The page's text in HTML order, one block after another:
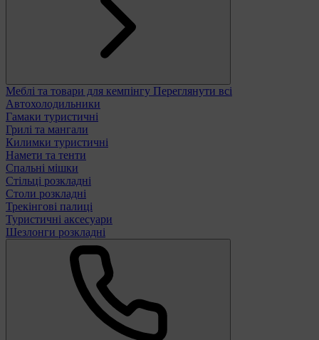
Меблі та товари для кемпінгу Переглянути всі
Автохолодильники
Гамаки туристичні
Грилі та мангали
Килимки туристичні
Намети та тенти
Спальні мішки
Стільці розкладні
Столи розкладні
Трекінгові палиці
Туристичні аксесуари
Шезлонги розкладні